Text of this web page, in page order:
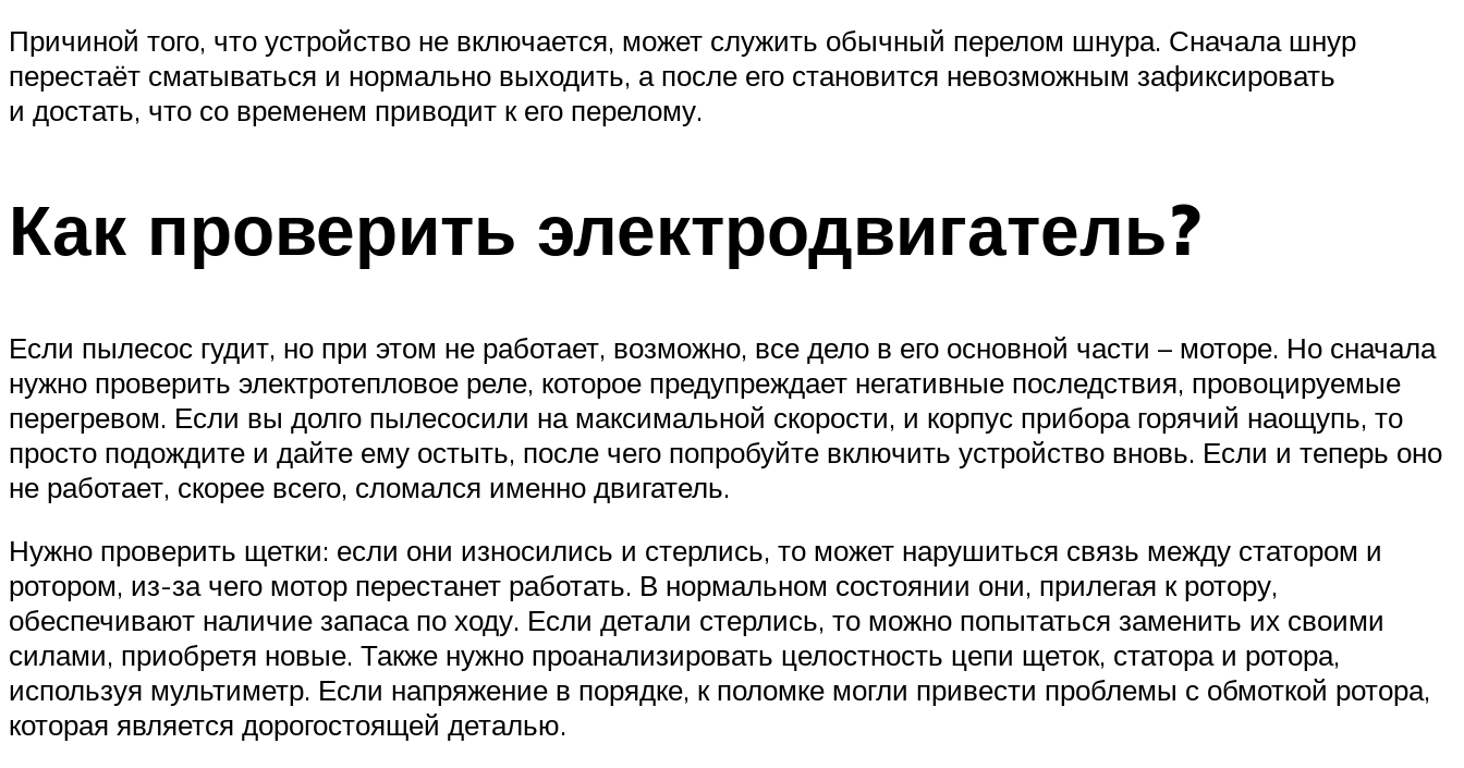
Причиной того, что устройство не включается, может служить обычный перелом шнура. Сначала шнур
перестаёт сматываться и нормально выходить, а после его становится невозможным зафиксировать
и достать, что со временем приводит к его перелому.
Как проверить электродвигатель?
Если пылесос гудит, но при этом не работает, возможно, все дело в его основной части – моторе. Но сначала
нужно проверить электротепловое реле, которое предупреждает негативные последствия, провоцируемые
перегревом. Если вы долго пылесосили на максимальной скорости, и корпус прибора горячий наощупь, то
просто подождите и дайте ему остыть, после чего попробуйте включить устройство вновь. Если и теперь оно
не работает, скорее всего, сломался именно двигатель.
Нужно проверить щетки: если они износились и стерлись, то может нарушиться связь между статором и
ротором, из-за чего мотор перестанет работать. В нормальном состоянии они, прилегая к ротору,
обеспечивают наличие запаса по ходу. Если детали стерлись, то можно попытаться заменить их своими
силами, приобретя новые. Также нужно проанализировать целостность цепи щеток, статора и ротора,
используя мультиметр. Если напряжение в порядке, к поломке могли привести проблемы с обмоткой ротора,
которая является дорогостоящей деталью.